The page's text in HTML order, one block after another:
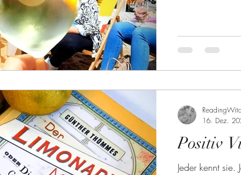
Positiv
Jeder kennt
16. Dez.